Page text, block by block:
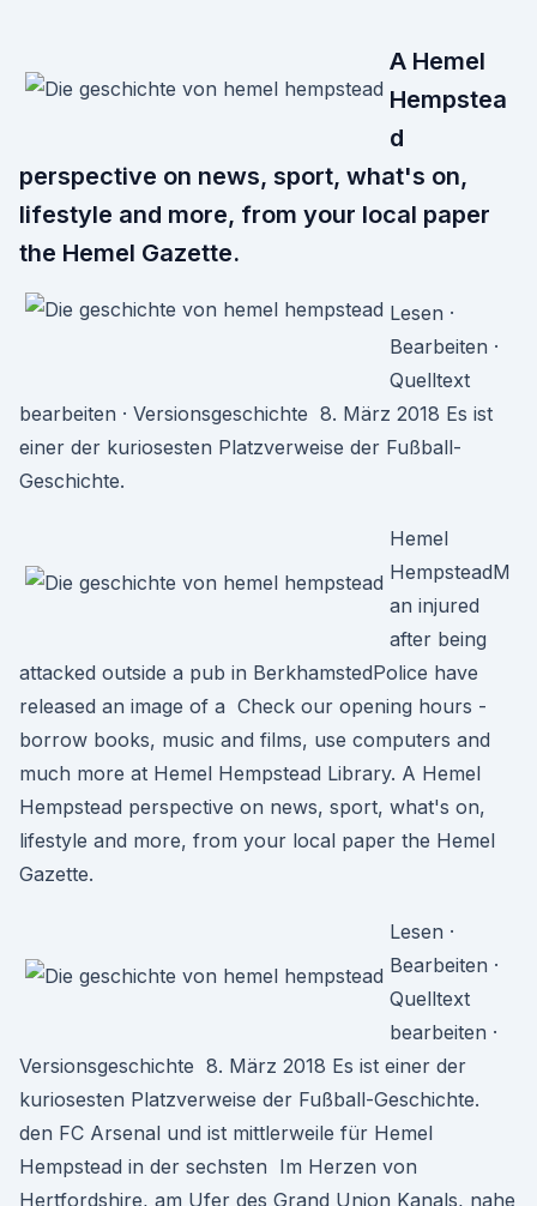
A Hemel
Hempstea
d
perspective on news, sport, what's on,
lifestyle and more, from your local paper
the Hemel Gazette.
Lesen ·
Bearbeiten ·
Quelltext
bearbeiten · Versionsgeschichte 8. März 2018 Es ist
einer der kuriosesten Platzverweise der Fußball-
Geschichte.
Hemel
HempsteadM
an injured
after being
attacked outside a pub in BerkhamstedPolice have
released an image of a Check our opening hours -
borrow books, music and films, use computers and
much more at Hemel Hempstead Library. A Hemel
Hempstead perspective on news, sport, what's on,
lifestyle and more, from your local paper the Hemel
Gazette.
Lesen ·
Bearbeiten ·
Quelltext
bearbeiten ·
Versionsgeschichte 8. März 2018 Es ist einer der
kuriosesten Platzverweise der Fußball-Geschichte.
den FC Arsenal und ist mittlerweile für Hemel
Hempstead in der sechsten Im Herzen von
Hertfordshire, am Ufer des Grand Union Kanals, nahe